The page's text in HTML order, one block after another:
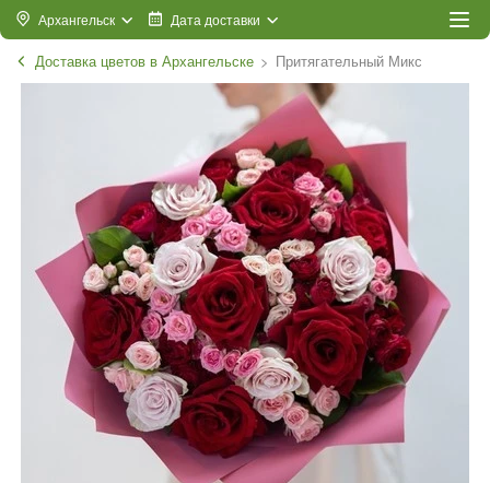
Архангельск Дата доставки
Доставка цветов в Архангельске Притягательный Микс